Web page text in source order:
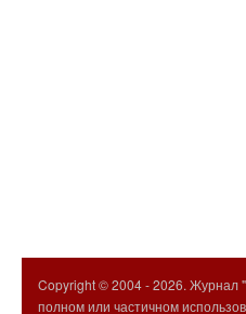
Copyright © 2004 -2026. Журнал
полном или частичном